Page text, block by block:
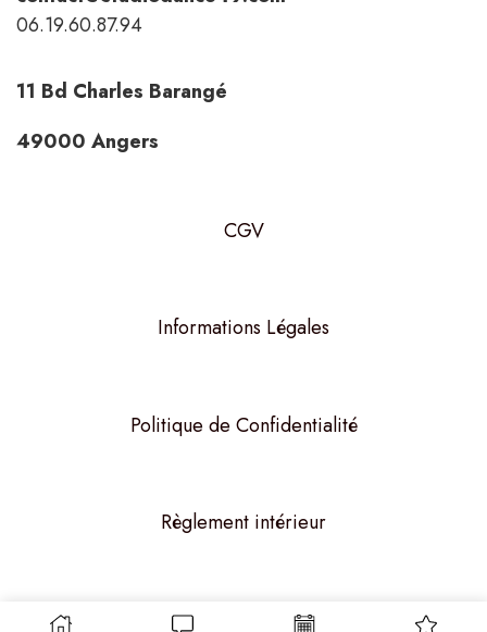
06.19.60.87.94
11 Bd Charles Barangé
49000 Angers
CGV
Informations Légales
Politique de Confidentialité
Règlement intérieur
STUDIO DANCE 49 - 2026